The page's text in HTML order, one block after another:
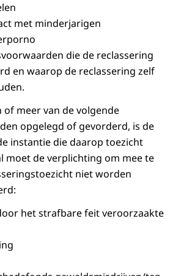
met minderjarigen
die de reclassering
en waarop de reclassering zelf
of meer van de volgende
opgelegd of gevorderd, is de
instantie die daarop toezicht
moet de verplichting om mee te
niet worden
het strafbare feit veroorzaakte